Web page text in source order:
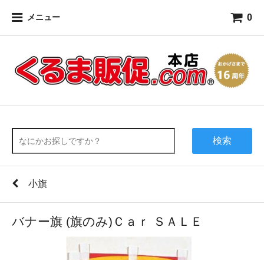
メニュー 0
検索
小旗
バナー旗 (旗のみ)Ｃａｒ ＳＡＬＥ